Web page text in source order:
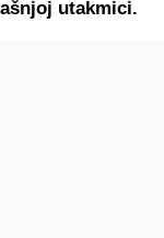
utakmici.